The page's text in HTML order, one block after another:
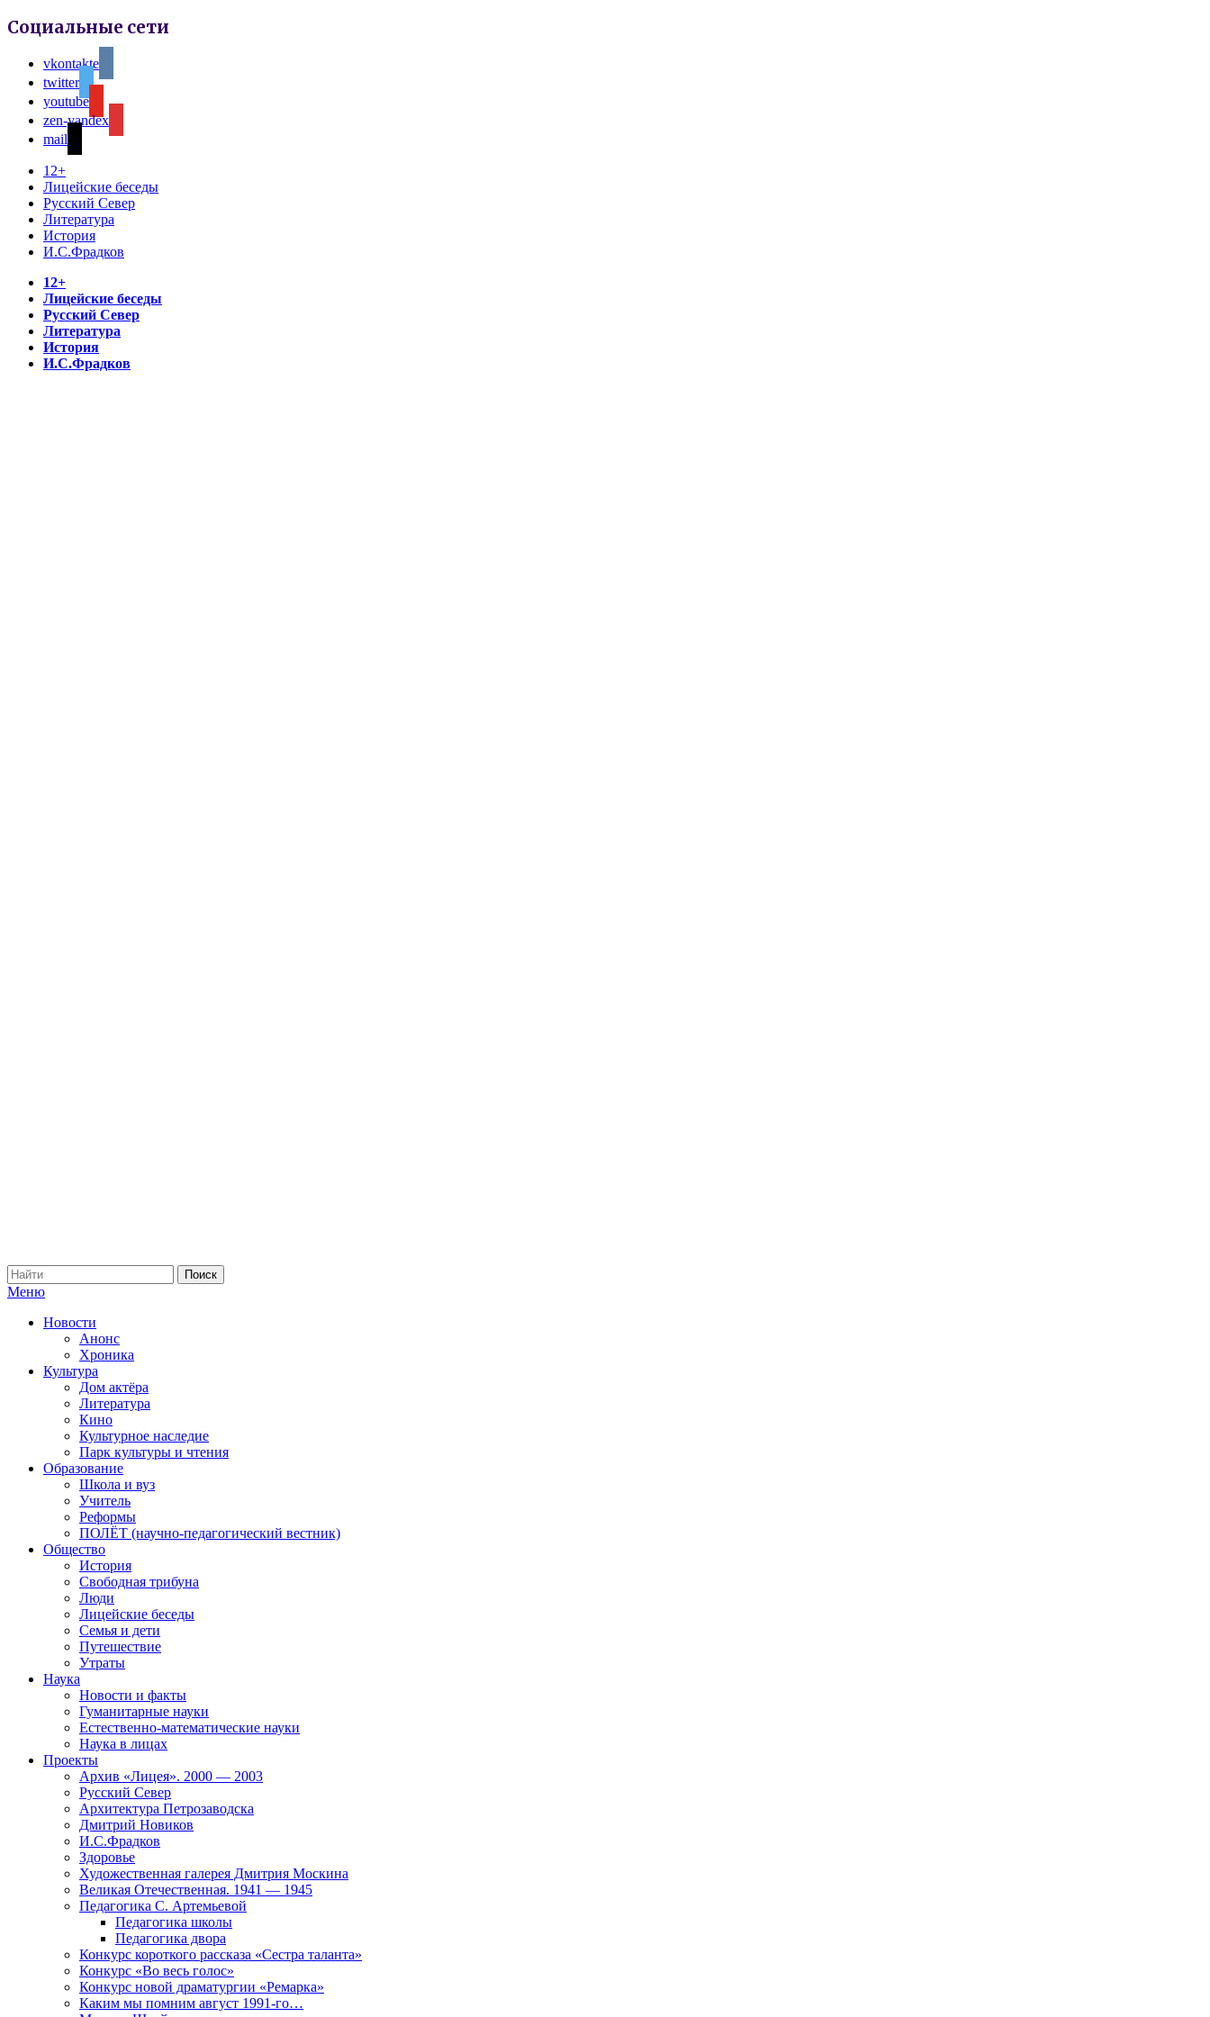
Социальные сети
vkontakte
twitter
youtube
zen-yandex
mail
12+
Лицейские беседы
Русский Север
Литература
История
И.С.Фрадков
12+
Лицейские беседы
Русский Север
Литература
История
И.С.Фрадков
Меню
Новости
Анонс
Хроника
Культура
Дом актёра
Литература
Кино
Культурное наследие
Парк культуры и чтения
Образование
Школа и вуз
Учитель
Реформы
ПОЛЁТ (научно-педагогический вестник)
Общество
История
Свободная трибуна
Люди
Лицейские беседы
Семья и дети
Путешествие
Утраты
Наука
Новости и факты
Гуманитарные науки
Естественно-математические науки
Наука в лицах
Проекты
Архив «Лицея». 2000 — 2003
Русский Север
Архитектура Петрозаводска
Дмитрий Новиков
И.С.Фрадков
Здоровье
Художественная галерея Дмитрия Москина
Великая Отечественная. 1941 — 1945
Педагогика С. Артемьевой
Педагогика школы
Педагогика двора
Конкурс короткого рассказа «Сестра таланта»
Конкурс «Во весь голос»
Конкурс новой драматургии «Ремарка»
Каким мы помним август 1991-го…